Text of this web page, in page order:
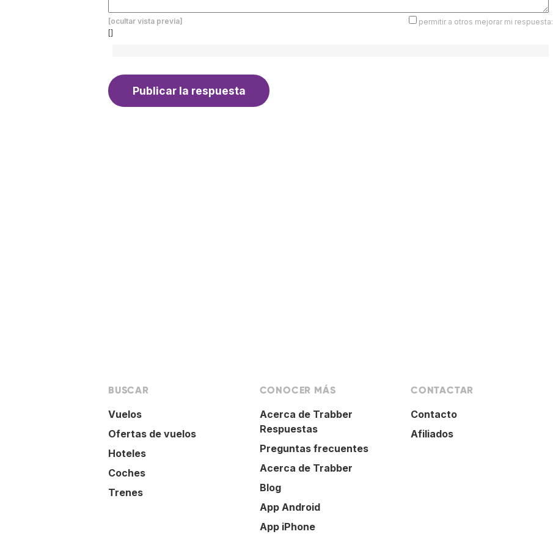
[ocultar vista previa]
permitir a otros mejorar mi respuesta:
[]
BUSCAR
Vuelos
Ofertas de vuelos
Hoteles
Coches
Trenes
CONOCER MÁS
Acerca de Trabber
Respuestas
Preguntas frecuentes
Acerca de Trabber
Blog
App Android
App iPhone
CONTACTAR
Contacto
Afiliados